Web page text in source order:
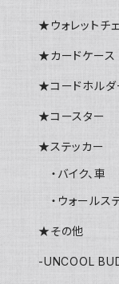
★ウォレットチ
★カードケース
★コードホルダ
★コースター
★ステッカー
・バイク、車
・ウォールス
★その他
-UNCOOL